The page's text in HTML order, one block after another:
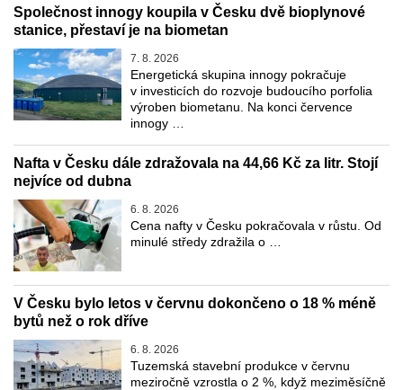
Společnost innogy koupila v Česku dvě bioplynové
stanice, přestaví je na biometan
7. 8. 2026
Energetická skupina innogy pokračuje
v investicích do rozvoje budoucího porfolia
výroben biometanu. Na konci července
innogy …
Nafta v Česku dále zdražovala na 44,66 Kč za litr. Stojí
nejvíce od dubna
6. 8. 2026
Cena nafty v Česku pokračovala v růstu. Od
minulé středy zdražila o …
V Česku bylo letos v červnu dokončeno o 18 % méně
bytů než o rok dříve
6. 8. 2026
Tuzemská stavební produkce v červnu
meziročně vzrostla o 2 %, když meziměsíčně